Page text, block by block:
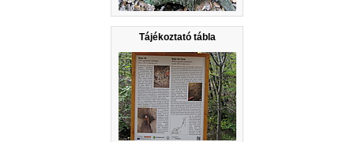
Tájékoztató tábla